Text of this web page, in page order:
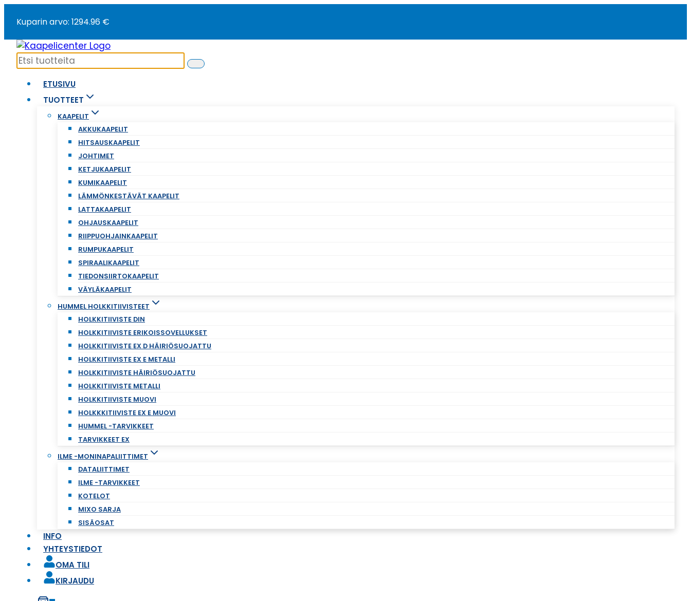
sisältöön
Kuparin arvo: 1294.96 €
ETUSIVU
TUOTTEET
KAAPELIT
AKKUKAAPELIT
HITSAUSKAAPELIT
JOHTIMET
KETJUKAAPELIT
KUMIKAAPELIT
LÄMMÖNKESTÄVÄT KAAPELIT
LATTAKAAPELIT
OHJAUSKAAPELIT
RIIPPUOHJAINKAAPELIT
RUMPUKAAPELIT
SPIRAALIKAAPELIT
TIEDONSIIRTOKAAPELIT
VÄYLÄKAAPELIT
HUMMEL HOLKKITIIVISTEET
HOLKKITIIVISTE DIN
HOLKKITIIVISTE ERIKOISSOVELLUKSET
HOLKKITIIVISTE EX D HÄIRIÖSUOJATTU
HOLKKITIIVISTE EX E METALLI
HOLKKITIIVISTE HÄIRIÖSUOJATTU
HOLKKITIIVISTE METALLI
HOLKKITIIVISTE MUOVI
HOLKKKITIIVISTE EX E MUOVI
HUMMEL -TARVIKKEET
TARVIKKEET EX
ILME -MONINAPALIITTIMET
DATALIITTIMET
ILME -TARVIKKEET
KOTELOT
MIXO SARJA
SISÄOSAT
INFO
YHTEYSTIEDOT
OMA TILI
KIRJAUDU